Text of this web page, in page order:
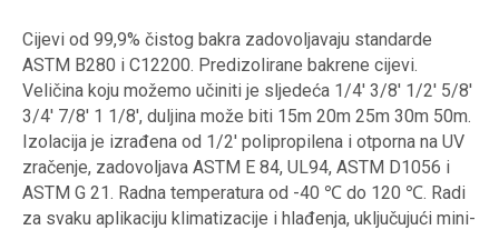
Cijevi od 99,9% čistog bakra zadovoljavaju standarde
ASTM B280 i C12200. Predizolirane bakrene cijevi.
Veličina koju možemo učiniti je sljedeća 1/4' 3/8' 1/2' 5/8'
3/4' 7/8' 1 1/8', duljina može biti 15m 20m 25m 30m 50m.
Izolacija je izrađena od 1/2' polipropilena i otporna na UV
zračenje, zadovoljava ASTM E 84, UL94, ASTM D1056 i
ASTM G 21. Radna temperatura od -40 ℃ do 120 ℃. Radi
za svaku aplikaciju klimatizacije i hlađenja, uključujući mini-